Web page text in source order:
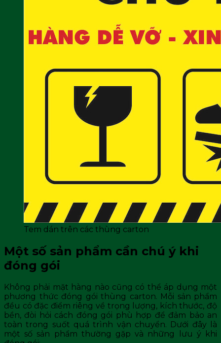
Tem dán trên các thùng carton
Một số sản phẩm cần chú ý khi
đóng gói
Không phải mặt hàng nào cũng có thể áp dụng một
phương thức đóng gói thùng carton. Mỗi sản phẩm
đều có đặc điểm riêng về trọng lượng, kích thước, độ
bền, đòi hỏi cách đóng gói phù hợp để đảm bảo an
toàn trong suốt quá trình vận chuyển. Dưới đây là
một số sản phẩm thường gặp và những lưu ý khi